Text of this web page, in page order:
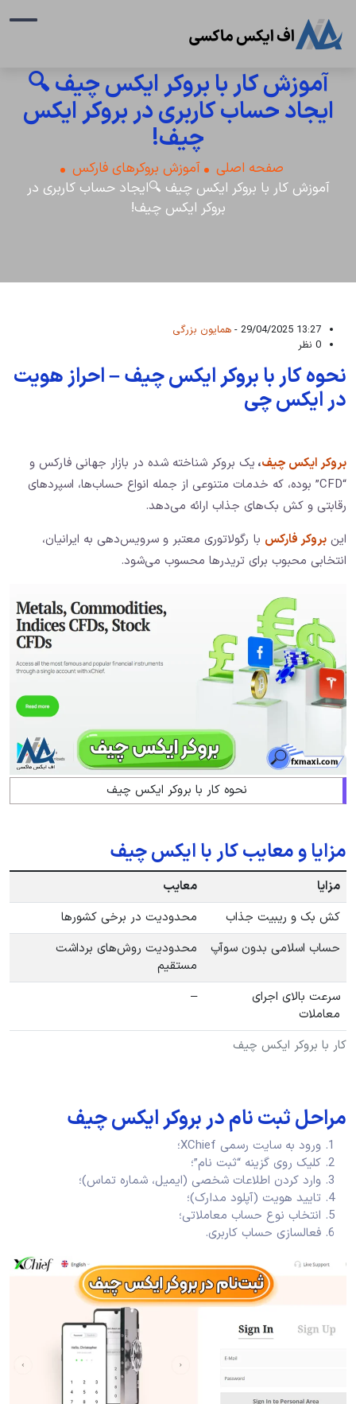
آموزش کار با بروکر ایکس چیف 🔍
ایجاد حساب کاربری در بروکر ایکس
چیف!
صفحه اصلی
آموزش بروکرهای فارکس
آموزش کار با بروکر ایکس چیف 🔍ایجاد حساب کاربری در
بروکر ایکس چیف!
13:27 29/04/2025 -
همایون بزرگی
0 نظر
نحوه کار با بروکر ایکس چیف – احراز هویت
در ایکس چی
بروکر ایکس چیف، یک بروکر شناخته شده در بازار جهانی فارکس و
“CFD” بوده، که خدمات متنوعی از جمله انواع حساب‌ها، اسپردهای
رقابتی و کش بک‌های جذاب ارائه می‌دهد.
این بروکر فارکس با رگولاتوری معتبر و سرویس‌دهی به ایرانیان،
انتخابی محبوب برای تریدرها محسوب می‌شود.
نحوه کار با بروکر ایکس چیف
مزایا و معایب کار با ایکس چیف
کار با بروکر ایکس چیف
مزایا
معایب
کش بک و ریبیت جذاب
محدودیت در برخی کشورها
حساب اسلامی بدون سوآپ
محدودیت روش‌های برداشت
مستقیم
سرعت بالای اجرای
معاملات
–
مراحل ثبت نام در بروکر ایکس چیف
ورود به سایت رسمی XChief؛
کلیک روی گزینه “ثبت نام”؛
وارد کردن اطلاعات شخصی (ایمیل، شماره تماس)؛
تایید هویت (آپلود مدارک)؛
انتخاب نوع حساب معاملاتی؛
فعالسازی حساب کاربری.